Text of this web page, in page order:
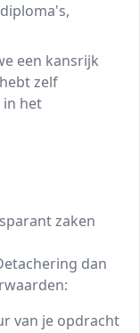
een kansrijk
zelf
het
zaken
dan
van je opdracht